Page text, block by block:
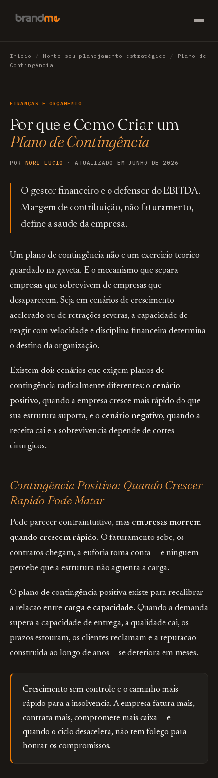
Início / Monte seu planejamento estratégico /
Plano de
Contingência
FINANÇAS E ORÇAMENTO
Por que e Como Criar um
Plano de Contingência
POR NORI LUCIO · ATUALIZADO EM JUNHO DE 2026
O gestor financeiro e o defensor do EBITDA.
Margem de contribuição, não faturamento,
define a saude da empresa.
Um plano de contingência não e um exercicio teorico
guardado na gaveta. E o mecanismo que separa
empresas que sobrevivem de empresas que
desaparecem. Seja em cenários de crescimento
acelerado ou de retrações severas, a capacidade de
reagir com velocidade e disciplina financeira determina
o destino da organização.
Existem dois cenários que exigem planos de
contingência radicalmente diferentes: o cenário
positivo, quando a empresa cresce mais rápido do que
sua estrutura suporta, e o cenário negativo, quando a
receita cai e a sobrevivencia depende de cortes
cirurgicos.
Contingência Positiva: Quando Crescer
Rapido Pode Matar
Pode parecer contraintuitivo, mas empresas morrem
quando crescem rápido. O faturamento sobe, os
contratos chegam, a euforia toma conta — e ninguem
percebe que a estrutura não aguenta a carga.
O plano de contingência positiva existe para recalibrar
a relacao entre carga e capacidade. Quando a demanda
supera a capacidade de entrega, a qualidade cai, os
prazos estouram, os clientes reclamam e a reputacao —
construida ao longo de anos — se deteriora em meses.
Crescimento sem controle e o caminho mais
rápido para a insolvencia. A empresa fatura mais,
contrata mais, compromete mais caixa — e
quando o ciclo desacelera, não tem folego para
honrar os compromissos.